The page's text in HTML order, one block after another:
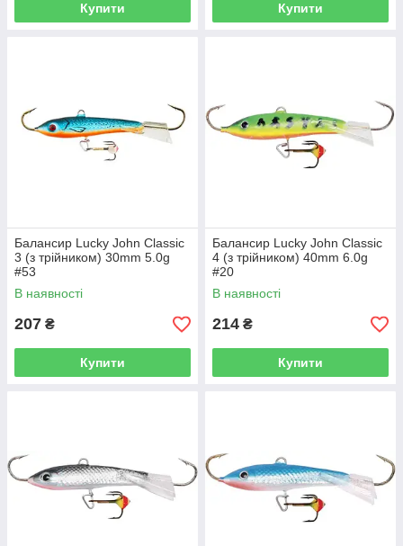
Купити Купити
Балансир Lucky John Classic
3 (з трійником) 30mm 5.0g
#53
В наявності
207 ₴
Купити
Балансир Lucky John Classic
4 (з трійником) 40mm 6.0g
#20
В наявності
214 ₴
Купити